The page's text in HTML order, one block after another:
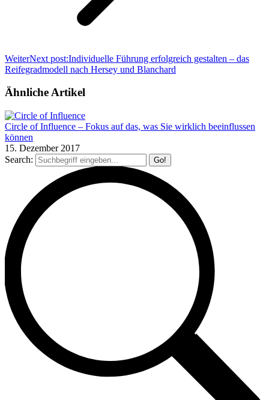
WeiterNext post:Individuelle Führung erfolgreich gestalten – das
Reifegradmodell nach Hersey und Blanchard
Ähnliche Artikel
Circle of Influence – Fokus auf das, was Sie wirklich beeinflussen
können
15. Dezember 2017
Search: